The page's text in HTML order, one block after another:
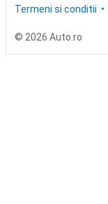
Termeni si conditii
© 2026 Auto.ro